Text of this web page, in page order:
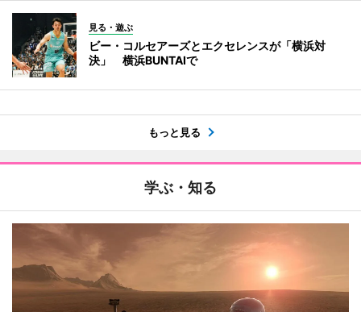
見る・遊ぶ
ビー・コルセアーズとエクセレンスが「横浜対
決」 横浜BUNTAIで
もっと見る
学ぶ・知る